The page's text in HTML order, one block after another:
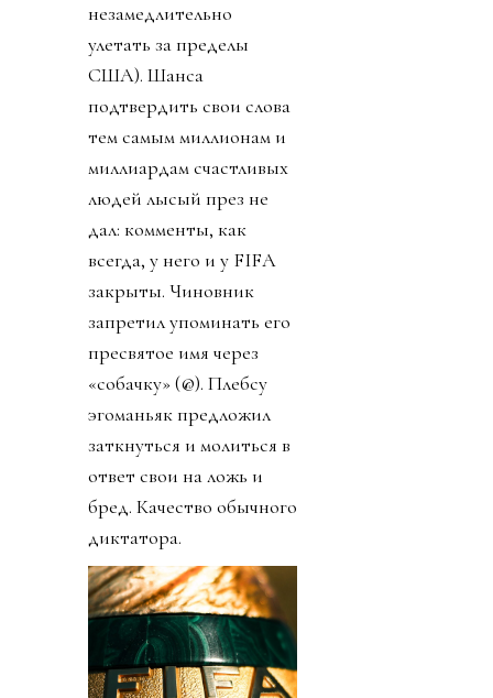
незамедлительно
улетать за пределы
США). Шанса
подтвердить свои слова
тем самым миллионам и
миллиардам счастливых
людей лысый през не
дал: комменты, как
всегда, у него и у FIFA
закрыты. Чиновник
запретил упоминать его
пресвятое имя через
«собачку» (@). Плебсу
эгоманьяк предложил
заткнуться и молиться в
ответ свои на ложь и
бред. Качество обычного
диктатора.